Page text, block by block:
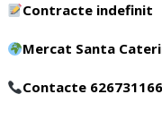
Contracte indefinit
Mercat Santa
Contacte